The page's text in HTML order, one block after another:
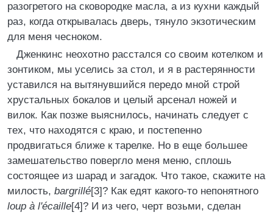
разогретого на сковородке масла, а из кухни каждый
раз, когда открывалась дверь, тянуло экзотическим
для меня чесноком.
Дженкинс неохотно расстался со своим котелком и
зонтиком, мы уселись за стол, и я в растерянности
уставился на вытянувшийся передо мной строй
хрустальных бокалов и целый арсенал ножей и
вилок. Как позже выяснилось, начинать следует с
тех, что находятся с краю, и постепенно
продвигаться ближе к тарелке. Но в еще большее
замешательство повергло меня меню, сплошь
состоящее из шарад и загадок. Что такое, скажите на
милость, bargrillé[3]? Как едят какого-то непонятного
lоuр à l'écaille[4]? И из чего, черт возьми, сделан